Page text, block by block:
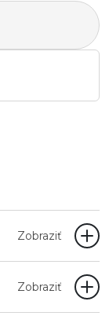
Zobraziť
Zobraziť